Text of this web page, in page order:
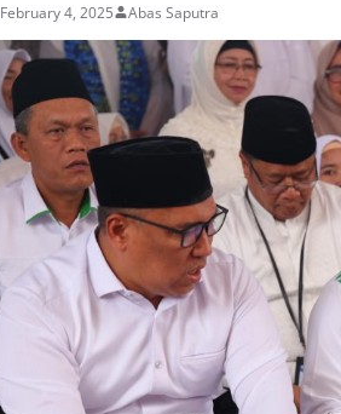
February 4, 2025 Abas Saputra